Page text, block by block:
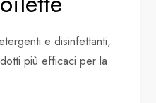
e disinfettanti,
più efficaci per la